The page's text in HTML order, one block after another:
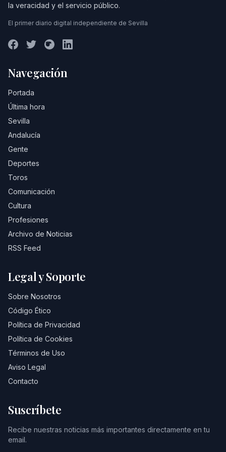
la veracidad y el servicio público.
El primer diario digital independiente de Sevilla
Navegación
Portada
Última hora
Sevilla
Andalucía
Gente
Deportes
Toros
Comunicación
Cultura
Profesiones
Archivo de Noticias
RSS Feed
Legal y Soporte
Sobre Nosotros
Código Ético
Política de Privacidad
Política de Cookies
Términos de Uso
Aviso Legal
Contacto
Suscríbete
Recibe nuestras noticias más importantes directamente en tu
email.